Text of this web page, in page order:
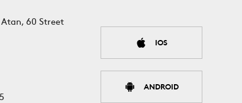
60 Street
IOS
ANDROID